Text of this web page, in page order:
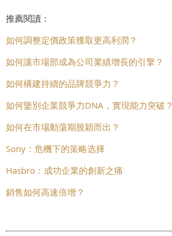
推薦閱讀：
如何調整定價政策獲取更高利潤？
如何讓市場部成為公司業績增長的引擎？
如何構建持續的品牌競爭力？
如何鑒別企業競爭力DNA，實現能力突破？
如何在市場動蕩期脫穎而出？
Sony：危機下的策略选择
Hasbro：成功企業的創新之痛
銷售如何高速倍增？